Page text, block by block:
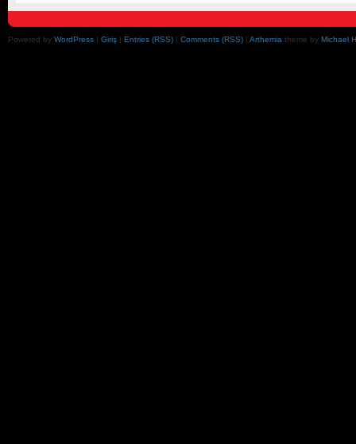
Powered by WordPress | Giriş | Entries (RSS) | Comments (RSS) | Arthemia theme by Michael